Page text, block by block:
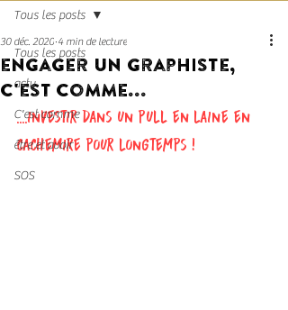
Tous les posts
actu
C'est comme
être et avoir
SOS
Tous les posts
engager un graphiste,
c'est comme...
30 déc. 2020 4 min de lecture
....investir dans un pull en laine en
cachemire pour longtemps !